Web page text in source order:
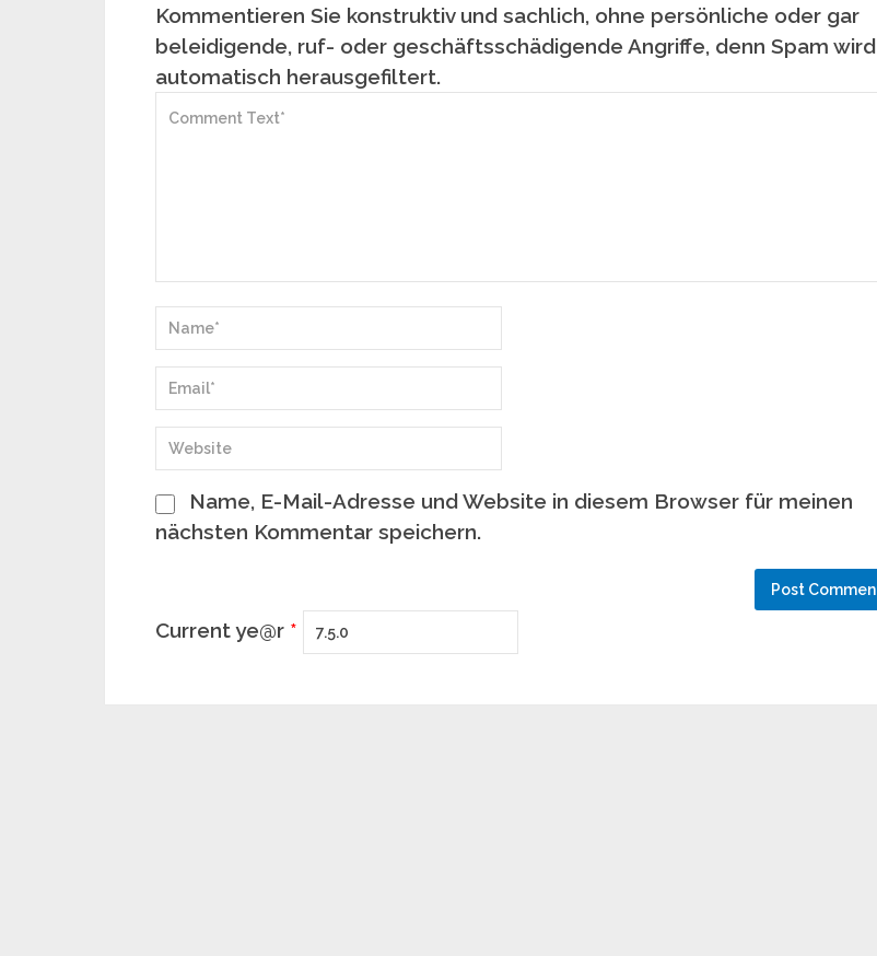
Kommentieren Sie konstruktiv und sachlich, ohne persönliche oder gar
beleidigende, ruf- oder geschäftsschädigende Angriffe, denn Spam wird
automatisch herausgefiltert.
Name, E-Mail-Adresse und Website in diesem Browser für meinen
nächsten Kommentar speichern.
Current ye@r *